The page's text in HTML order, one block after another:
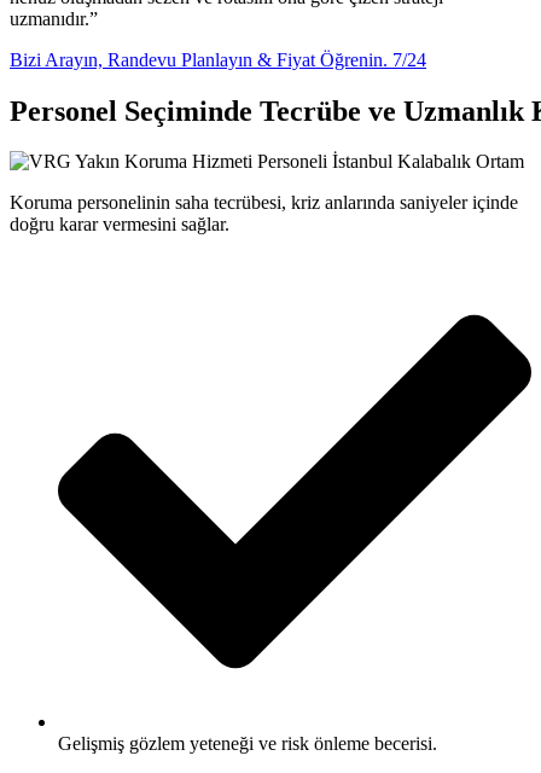
uzmanıdır.”
Bizi Arayın, Randevu Planlayın & Fiyat Öğrenin. 7/24
Personel Seçiminde Tecrübe ve
Koruma personelinin saha tecrübesi, kriz anlarında saniyeler içinde
doğru karar vermesini sağlar.
Gelişmiş gözlem yeteneği ve risk önleme becerisi.